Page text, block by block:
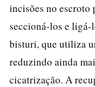
incisões no escroto
seccioná-los e ligá-
bisturi, que utiliza
reduzindo ainda
cicatrização. A